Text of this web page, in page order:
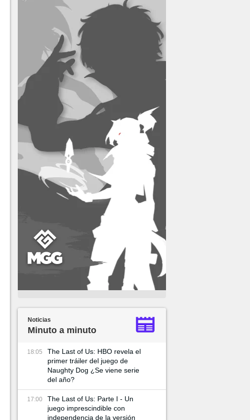
Noticias
Minuto a minuto
18:05
The Last of Us: HBO revela el
primer tráiler del juego de
Naughty Dog ¿Se viene serie
del año?
17:00
The Last of Us: Parte I - Un
juego imprescindible con
independencia de la versión